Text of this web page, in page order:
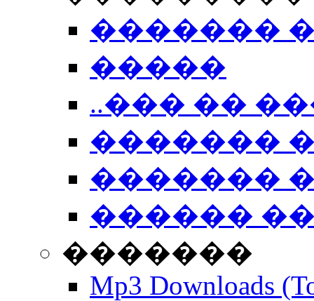
�������
�����
..��� ��
�������
�������
������
�������
Mp3 Downloads